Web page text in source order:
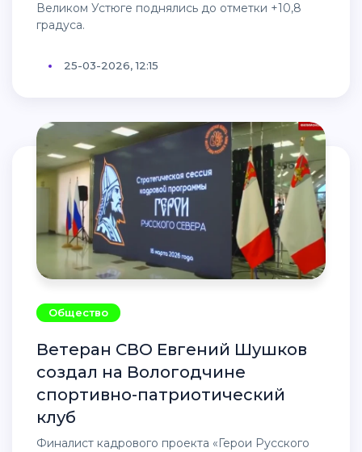
Великом Устюге поднялись до отметки +10,8
градуса.
25-03-2026, 12:15
Общество
Ветеран СВО Евгений Шушков
создал на Вологодчине
спортивно-патриотический
клуб
Финалист кадрового проекта «Герои Русского